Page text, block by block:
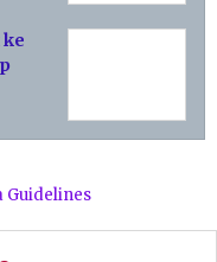
Guidelines